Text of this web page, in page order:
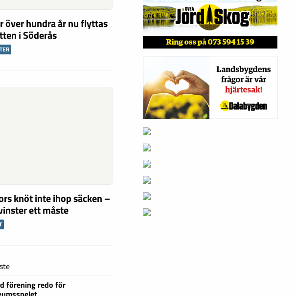
över hundra år nu flyttas
i Söderås
knöt inte ihop säcken –
ett måste
förening redo för